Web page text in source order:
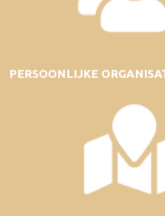
PERSOONLIJKE